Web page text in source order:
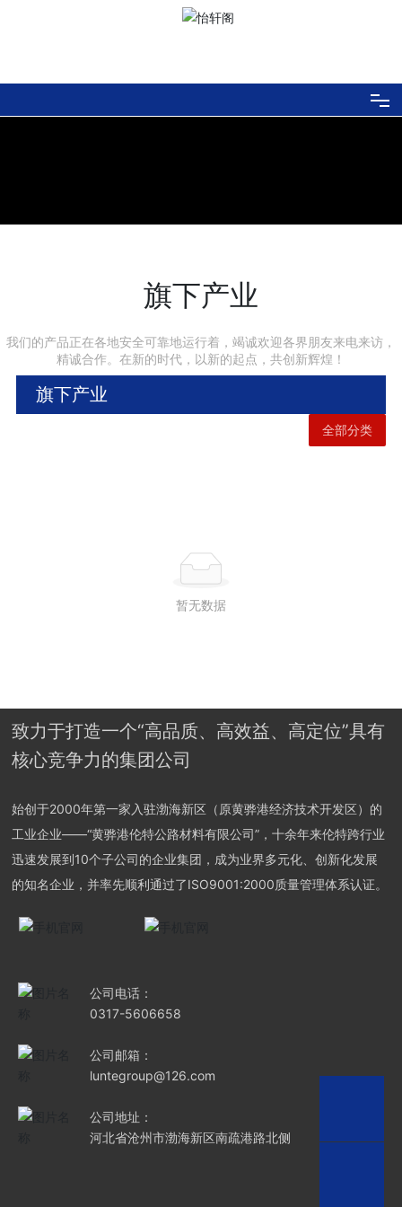
新闻中心
产品产业
黄骅港荃泓鑫港务有限公司
旗下产业
我们的产品正在各地安全可靠地运行着，竭诚欢迎各界朋友来电来访，
精诚合作。在新的时代，以新的起点，共创新辉煌！
旗下产业
全部分类
暂无数据
致力于打造一个“高品质、高效益、高定位”具有
核心竞争力的集团公司
始创于2000年第一家入驻渤海新区（原黄骅港经济技术开发区）的
工业企业——“黄骅港伦特公路材料有限公司”，十余年来伦特跨行业
迅速发展到10个子公司的企业集团，成为业界多元化、创新化发展
的知名企业，并率先顺利通过了ISO9001:2000质量管理体系认证。
公司电话：
0317-5606658
公司邮箱：
luntegroup@126.com
公司地址：
河北省沧州市渤海新区南疏港路北侧